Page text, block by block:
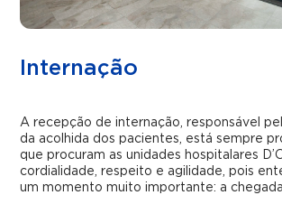
Internação
A recepção de internação, responsável
da acolhida dos pacientes, está sempre
que procuram as unidades hospitalares
cordialidade, respeito e agilidade, pois
um momento muito importante: a chegada